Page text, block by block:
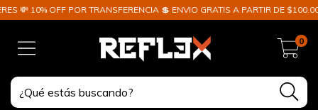
💸 10% OFF POR TRANSFERENCIA 💲 ENVIO GRATIS A PARTIR DE
0